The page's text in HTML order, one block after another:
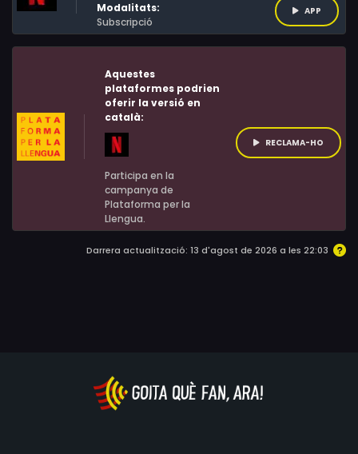
Modalitats:
Subscripció
APP
Aquestes
plataformes podrien
oferir la versió en
català:
Participa en la
campanya de
Plataforma per la
Llengua.
RECLAMA-HO
Darrera actualització: 13 d'agost de 2026 a les 22:03